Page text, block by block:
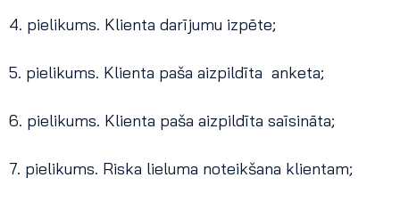
4. pielikums. Klienta darījumu izpēte;
5. pielikums. Klienta paša aizpildīta anketa;
6. pielikums. Klienta paša aizpildīta saīsināta;
7. pielikums. Riska lieluma noteikšana klientam;